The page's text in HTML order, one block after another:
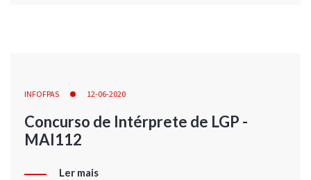
INFOFPAS 12-06-2020
Concurso de Intérprete de LGP -
MAI112
Ler mais